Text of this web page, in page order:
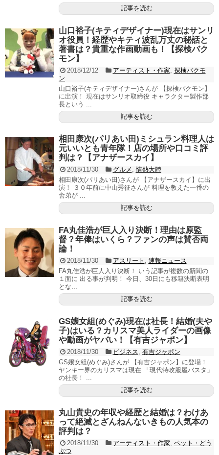
記事を読む
山口裕子(キティデザイナー)現在はサンリ
オ役員！経歴やキティ波乱万丈の秘話と
著書は？貴重な作画動画も！【探検バク
モン】
2018/12/12 アーティスト・作家, 探検バクモ
ン
山口裕子(キティデザイナー)さんが 【探検バクモン】
に出演！ 現在はサンリオ取締役 キャラクター製作部
長という ...
記事を読む
相田康次(パリあい田)ミシュラン料理人は
元いいとも青年隊！店の場所や口コミ評
判は？【アナザースカイ】
2018/11/30 グルメ ,情熱大陸
相田康次(パリあい田)さんが 【アナザースカイ】に出
演！ ３０年前に中山秀征さんが 料理を教えた一番の
舎弟が ...
記事を読む
FA丸佳浩が巨人入り決断！理由は原監
督？年俸はいくら？ファンの声は賛否両
論！
2018/11/30 アスリート , 速報ニュース
FA丸佳浩が巨人入り決断！ いう記事が複数の新聞の
１面に 出る事が判明！ 今日、30日にも移籍決断表明
とな...
記事を読む
GS嬢女組(めぐみ)現在は社長！結婚(夫や
子)はいる？カリスマ美人ライダーの画像
や動画がヤバい！【有吉ジャポン】
2018/11/30 ビジネス, 有吉ジャポン
GS嬢女組(めぐみ)さんが 【有吉ジャポン】に登場！
ヤンキー界のカリスマは現在 「現代特攻服屋バスタ」
の社長！ ...
記事を読む
丸山貴史の年収や経歴と結婚は？わけあ
って絶滅とざんねんないきもの人気本の
評判は？
2018/11/30 アーティスト・作家, ペット・どう
ぶつ